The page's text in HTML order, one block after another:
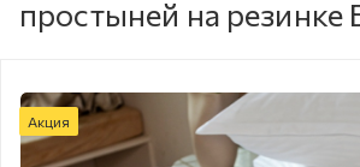
простыней на резинке
Акция